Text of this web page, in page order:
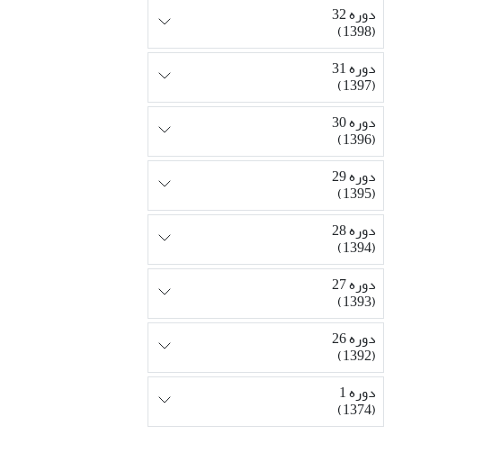
دوره 32
(1398)
دوره 31
(1397)
دوره 30
(1396)
دوره 29
(1395)
دوره 28
(1394)
دوره 27
(1393)
دوره 26
(1392)
دوره 1
(1374)